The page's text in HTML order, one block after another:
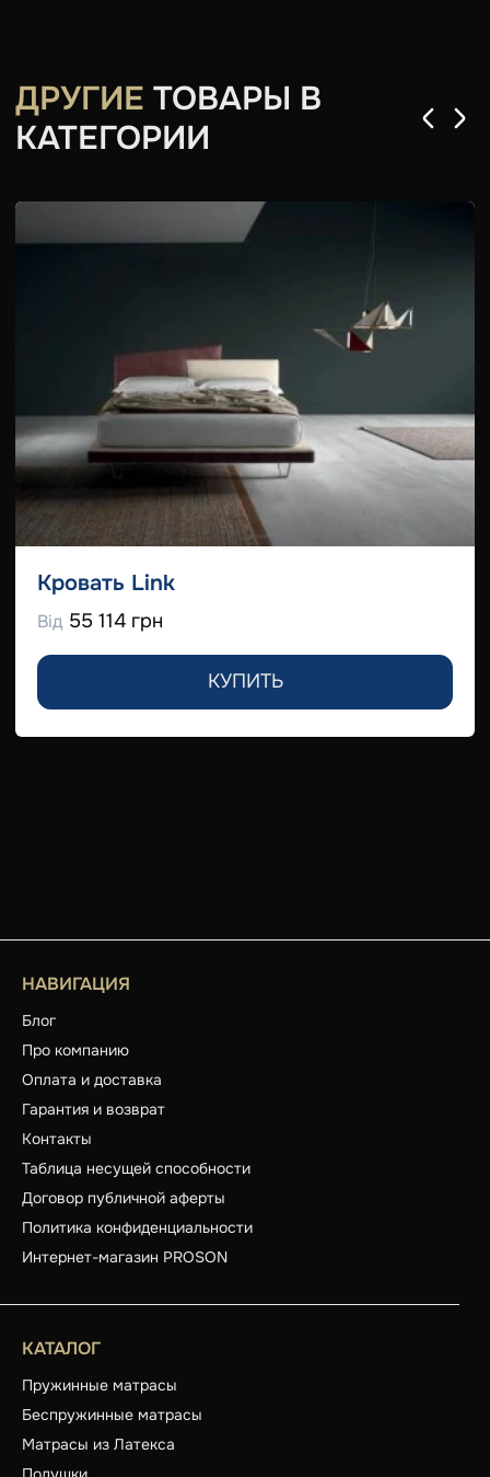
ДРУГИЕ ТОВАРЫ В
КАТЕГОРИИ
Кровать Link
Від 55 114 грн
КУПИТЬ
НАВИГАЦИЯ
Блог
Про компанию
Оплата и доставка
Гарантия и возврат
Контакты
Таблица несущей способности
Договор публичной аферты
Политика конфиденциальности
Интернет-магазин PROSON
КАТАЛОГ
Пружинные матрасы
Беспружинные матрасы
Матрасы из Латекса